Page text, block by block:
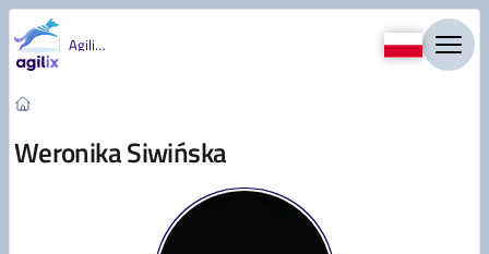
Przejdź do treści
Agility
Weronika Siwińska